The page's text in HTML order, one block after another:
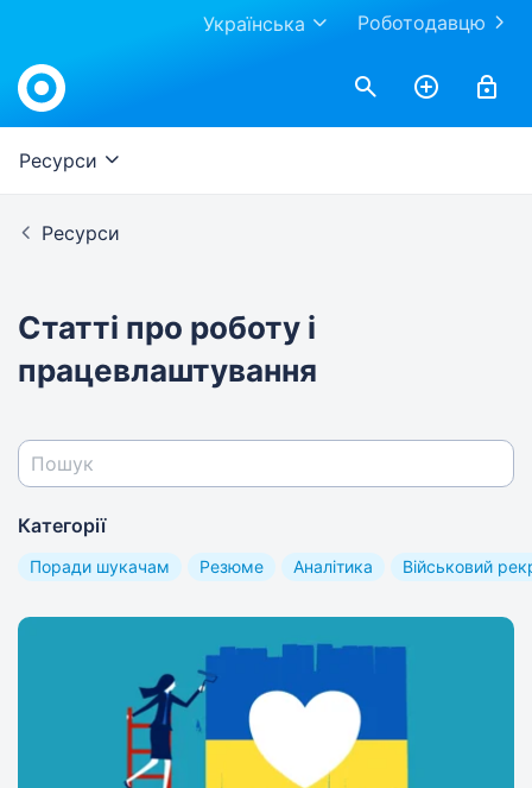
Роботодавцю
Українська
Work.ua
Ресурси
Ресурси
Статті про роботу і
працевлаштування
Категорії
Поради шукачам Резюме Аналітика Військовий